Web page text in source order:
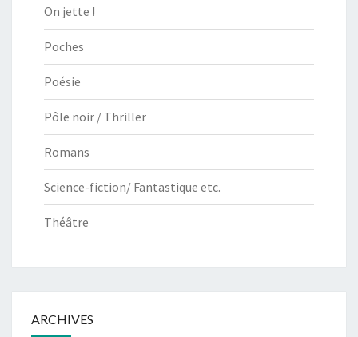
On jette !
Poches
Poésie
Pôle noir / Thriller
Romans
Science-fiction/ Fantastique etc.
Théâtre
ARCHIVES